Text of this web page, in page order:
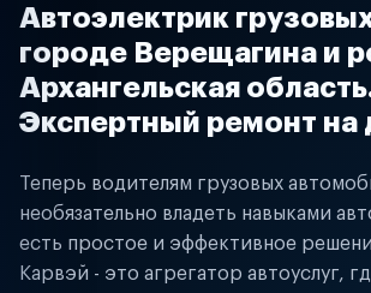
Автоэлектрик
городе Верещагина и
Архангельская
Экспертный ремонт на
Теперь водителям грузовых
необязательно владеть навыками
есть простое и эффективное
Карвэй - это агрегатор автоуслуг,